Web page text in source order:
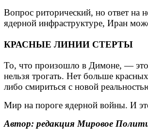
Вопрос риторический, но ответ на
ядерной инфраструктуре, Иран
КРАСНЫЕ ЛИНИИ СТЕРТЫ
То, что произошло в Димоне, — это
нельзя трогать. Нет больше
либо смириться с новой
Мир на пороге ядерной войны. И
Автор: редакция Мировое